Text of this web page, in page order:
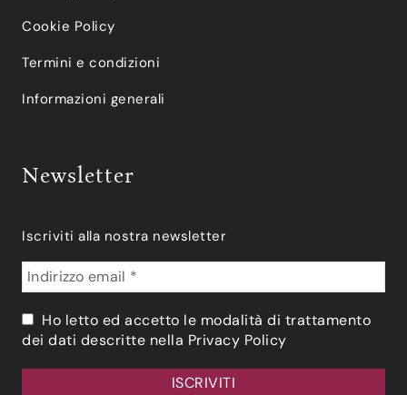
Cookie Policy
Termini e condizioni
Informazioni generali
Newsletter
Iscriviti alla nostra newsletter
Ho letto ed accetto le modalità di trattamento
dei dati descritte nella Privacy Policy